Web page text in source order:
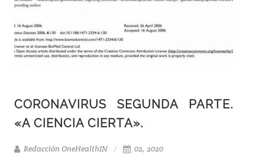
CORONAVIRUS SEGUNDA PARTE.
«A CIENCIA CIERTA».
Redacción OneHealthIN 02, 2020